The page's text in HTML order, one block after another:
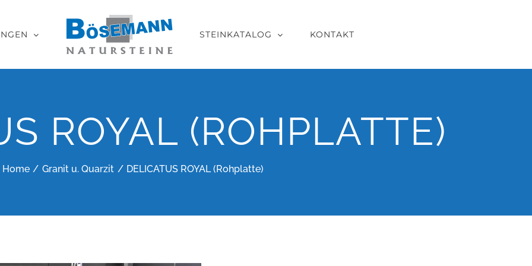
STEINKATALOG KONTAKT
ROYAL (ROHPLATTE)
Home Granit u. Quarzit DELICATUS ROYAL (Rohplatte)